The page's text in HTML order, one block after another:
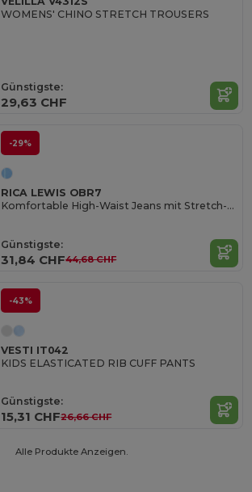
WOMENS' CHINO STRETCH TROUSERS
Günstigste:
29,63 CHF
-29%
RICA LEWIS OBR7
Komfortable High-Waist Jeans mit Stretch-Denim
Günstigste:
31,84 CHF44,68 CHF
-43%
VESTI IT042
KIDS ELASTICATED RIB CUFF PANTS
Günstigste:
15,31 CHF26,66 CHF
Alle Produkte Anzeigen.